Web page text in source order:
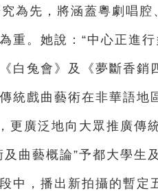
為先，將涵蓋粵劇唱腔
重。她說：“中心正進
白兔會》及《夢斷香銷
統戲曲藝術在非華語地
更廣泛地向大眾推廣傳
曲藝概論”予都大學生
中，播出新拍攝的暫定